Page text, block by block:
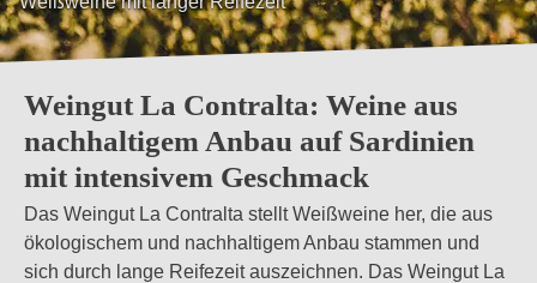
Weingut La Contralta: Weine aus
nachhaltigem Anbau auf Sardinien
mit intensivem Geschmack
Das Weingut La Contralta stellt Weißweine her, die aus
ökologischem und nachhaltigem Anbau stammen und
sich durch lange Reifezeit auszeichnen. Das Weingut La